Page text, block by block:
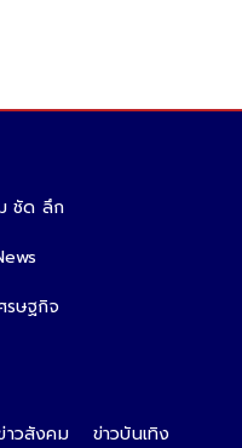
ชัด ลึก
รษฐกิจ
าวสังคม
ข่าวบันเทิง